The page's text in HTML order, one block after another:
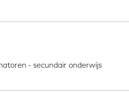
- secundair onderwijs